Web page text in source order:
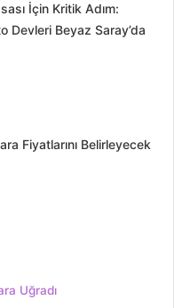
İçin Kritik Adım:
Devleri Beyaz Saray’da
Fiyatlarını Belirleyecek
Uğradı